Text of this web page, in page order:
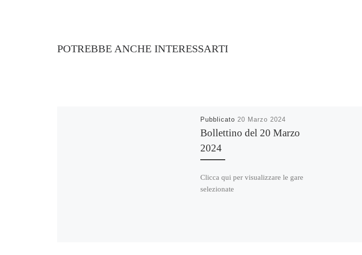
POTREBBE ANCHE INTERESSARTI
Pubblicato 20 Marzo 2024
Bollettino del 20 Marzo
2024
Clicca qui per visualizzare le gare
selezionate